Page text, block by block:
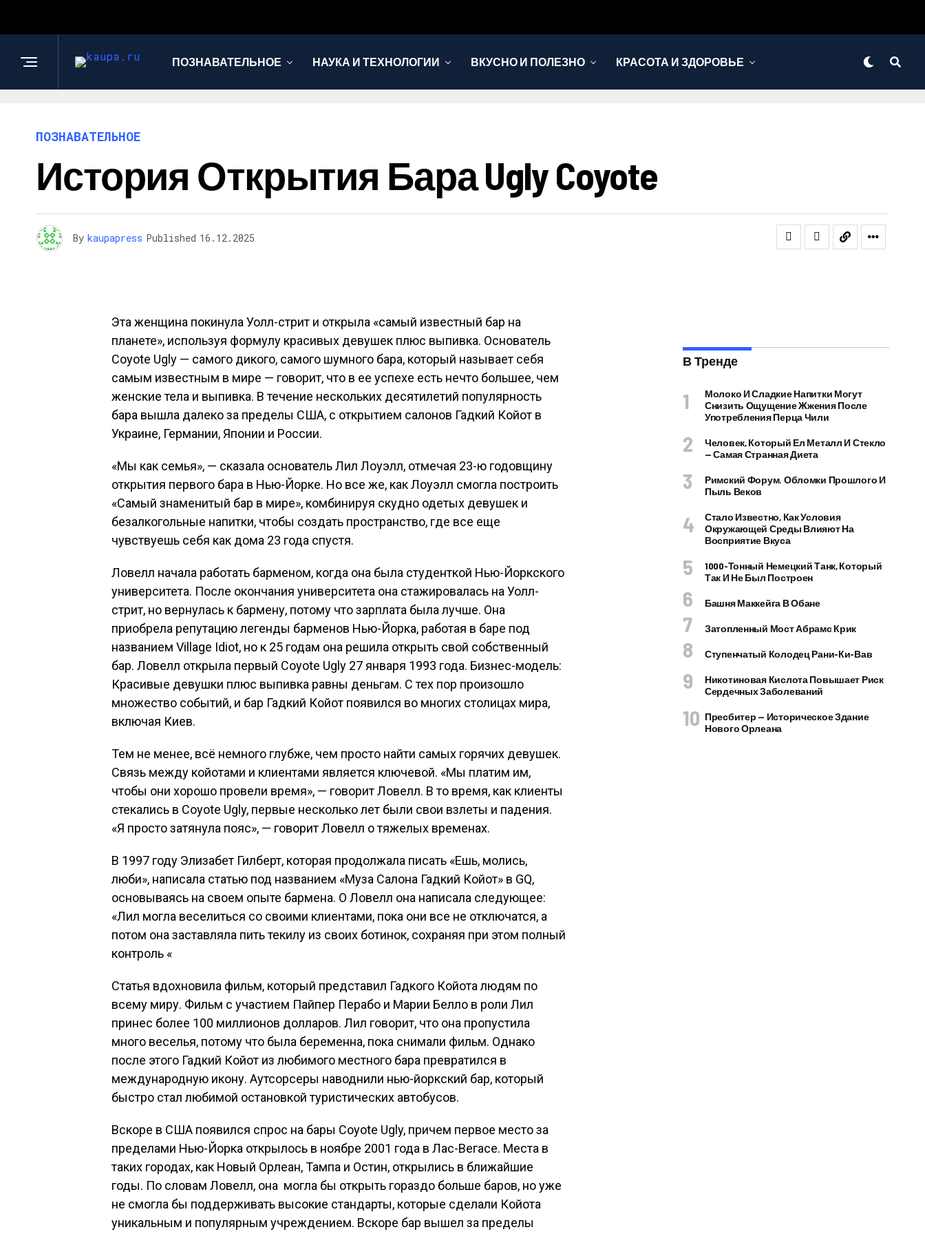
ПОЗНАВАТЕЛЬНОЕ НАУКА И ТЕХНОЛОГИИ ВКУСНО И ПОЛЕЗНО КРАСОТА И ЗДОРОВЬЕ
ПОЗНАВАТЕЛЬНОЕ
История Открытия Бара Ugly Coyote
By kaupapress Published 16.12.2025
Эта женщина покинула Уолл-стрит и открыла «самый известный бар на
планете», используя формулу красивых девушек плюс выпивка. Основатель
Coyote Ugly — самого дикого, самого шумного бара, который называет себя
самым известным в мире — говорит, что в ее успехе есть нечто большее, чем
женские тела и выпивка. В течение нескольких десятилетий популярность
бара вышла далеко за пределы США, с открытием салонов Гадкий Койот в
Украине, Германии, Японии и России.
«Мы как семья», — сказала основатель Лил Лоуэлл, отмечая 23-ю годовщину
открытия первого бара в Нью-Йорке. Но все же, как Лоуэлл смогла построить
«Самый знаменитый бар в мире», комбинируя скудно одетых девушек и
безалкогольные напитки, чтобы создать пространство, где все еще
чувствуешь себя как дома 23 года спустя.
Ловелл начала работать барменом, когда она была студенткой Нью-Йоркского
университета. После окончания университета она стажировалась на Уолл-
стрит, но вернулась к бармену, потому что зарплата была лучше. Она
приобрела репутацию легенды барменов Нью-Йорка, работая в баре под
названием Village Idiot, но к 25 годам она решила открыть свой собственный
бар. Ловелл открыла первый Coyote Ugly 27 января 1993 года. Бизнес-модель:
Красивые девушки плюс выпивка равны деньгам. С тех пор произошло
множество событий, и бар Гадкий Койот появился во многих столицах мира,
включая Киев.
Тем не менее, всё немного глубже, чем просто найти самых горячих девушек.
Связь между койотами и клиентами является ключевой. «Мы платим им,
чтобы они хорошо провели время», — говорит Ловелл. В то время, как клиенты
стекались в Coyote Ugly, первые несколько лет были свои взлеты и падения.
«Я просто затянула пояс», — говорит Ловелл о тяжелых временах.
В 1997 году Элизабет Гилберт, которая продолжала писать «Ешь, молись,
люби», написала статью под названием «Муза Салона Гадкий Койот» в GQ,
основываясь на своем опыте бармена. О Ловелл она написала следующее:
«Лил могла веселиться со своими клиентами, пока они все не отключатся, а
потом она заставляла пить текилу из своих ботинок, сохраняя при этом полный
контроль «
Статья вдохновила фильм, который представил Гадкого Койота людям по
всему миру. Фильм с участием Пайпер Перабо и Марии Белло в роли Лил
принес более 100 миллионов долларов. Лил говорит, что она пропустила
много веселья, потому что была беременна, пока снимали фильм. Однако
после этого Гадкий Койот из любимого местного бара превратился в
международную икону. Аутсорсеры наводнили нью-йоркский бар, который
быстро стал любимой остановкой туристических автобусов.
Вскоре в США появился спрос на бары Coyote Ugly, причем первое место за
пределами Нью-Йорка открылось в ноябре 2001 года в Лас-Вегасе. Места в
таких городах, как Новый Орлеан, Тампа и Остин, открылись в ближайшие
годы. По словам Ловелл, она могла бы открыть гораздо больше баров, но уже
не смогла бы поддерживать высокие стандарты, которые сделали Койота
уникальным и популярным учреждением. Вскоре бар вышел за пределы
В Тренде
Молоко И Сладкие Напитки Могут
Снизить Ощущение Жжения После
Употребления Перца Чили
Человек, Который Ел Металл И Стекло
— Самая Странная Диета
Римский Форум. Обломки Прошлого И
Пыль Веков
Стало Известно, Как Условия
Окружающей Среды Влияют На
Восприятие Вкуса
1000-Тонный Немецкий Танк, Который
Так И Не Был Построен
Башня Маккейга В Обане
Затопленный Мост Абрамс Крик
Ступенчатый Колодец Рани-Ки-Вав
Никотиновая Кислота Повышает Риск
Сердечных Заболеваний
Пресбитер — Историческое Здание
Нового Орлеана